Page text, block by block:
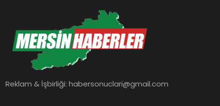
Reklam & İşbirliği:habersonuclari@gmail.com